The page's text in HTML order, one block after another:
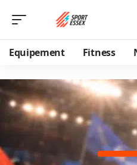
Equipement Fitness